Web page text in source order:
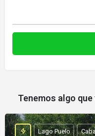
Tenemos algo
Lago Puelo